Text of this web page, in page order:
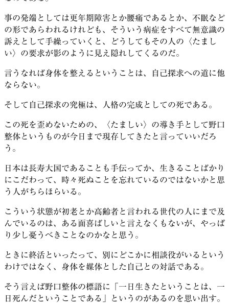
事の発端としては更年期障害とか腰痛であるとか、不眠など
の形であらわれるけれども、そういう病症をすべて無意識の
訴えとして手繰っていくと、どうしてもその人の〈たまし
い〉の要求が影のように見え隠れしてくるのだ。
言うなれば身体を整えるということは、自己探求への道に他
ならない。
そして自己探求の究極は、人格の完成としての死である。
この死を歪めないための、〈たましい〉の導き手として野口
整体というものが今日まで現存してきたと言っていいだろ
う。
日本は長寿大国であることも手伝ってか、生きることばかり
にこだわって、時々死ぬことを忘れているのではないかと思
う人がちらほらいる。
こういう状態が初老とか高齢者と言われる世代の人にまで及
んでいるのは、ある面喜ばしいと言えなくもないが、やっぱ
り少し憂うべきことなのかなと思う。
ときに終活といったって、別にどこかに相談役がいるという
わけではなく、身体を媒体とした自己との対話である。
そう言えば野口整体の標語に「一日生きたということは、一
日死んだということである」というのがあるのを思い出す。